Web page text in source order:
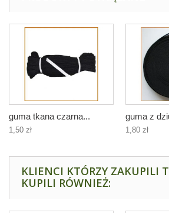
guma tkana czarna...
1,50 zł
guma z
1,80 zł
KLIENCI KTÓRZY ZAKUPILI
KUPILI RÓWNIEŻ: